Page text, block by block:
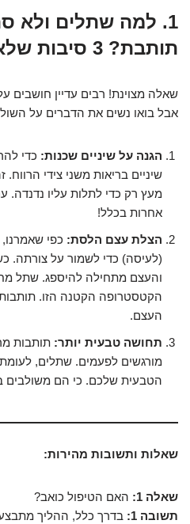
1. למה שתלים ולא
תותבת? 3 סיבות שלא חשבתם עליהן!
שאלה מצוינת! רבים עדיין חושבים
אבל בואו נשים את הדברים על
הגנה על שיניים שכנות: כדי
שיניים בריאות משני צידי
מעץ רק כדי לתלות עליו נדנדה.
אחרות בכלל!
הצלת עצם הלסת: כפי
(לעיסה) כדי לשמור על צורתה.
והעצם מתחילה להיספג. שתל
הקטסטרופה הקטנה הזו.
העצם.
תחושה טבעית יותר: תותבות
מורגשים לפעמים. שתלים,
הטבעית שלכם. כי הם משולבים
שאלות ותשובות מהירות:
שאלה 1:
האם הטיפול כואב?
תשובה 1:
בדרך כלל, ההליך